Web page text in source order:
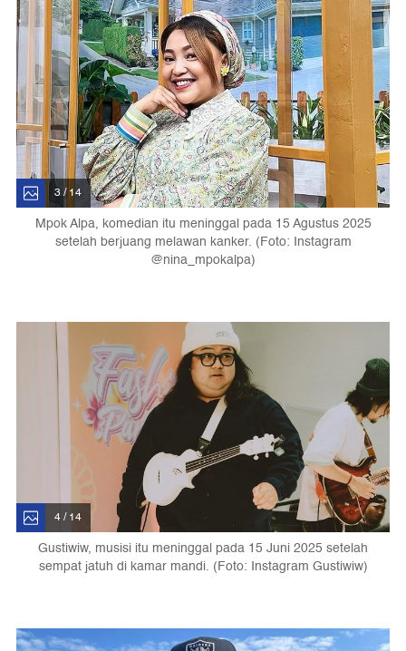
3 / 14
Mpok Alpa, komedian itu meninggal pada 15 Agustus 2025
setelah berjuang melawan kanker. (Foto: Instagram
@nina_mpokalpa)
4 / 14
Gustiwiw, musisi itu meninggal pada 15 Juni 2025 setelah
sempat jatuh di kamar mandi. (Foto: Instagram Gustiwiw)